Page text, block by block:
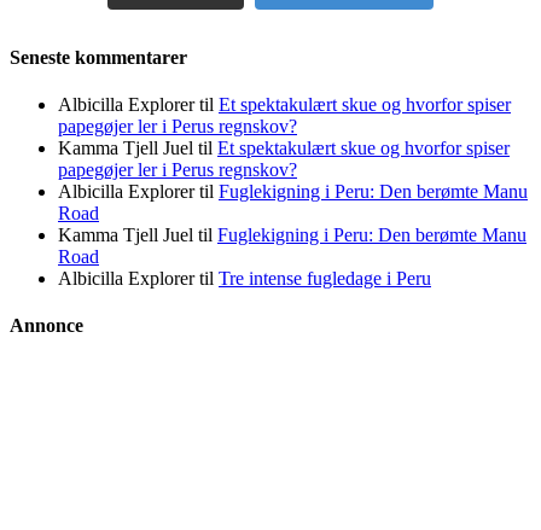
Seneste kommentarer
Albicilla Explorertil Et spektakulært skue og hvorfor spiser
papegøjer ler i Perus regnskov?
Kamma Tjell Juel til Et spektakulært skue og hvorfor spiser
papegøjer ler i Perus regnskov?
Albicilla Explorertil Fuglekigning i Peru: Den berømte Manu
Road
Kamma Tjell Juel til Fuglekigning i Peru: Den berømte Manu
Road
Albicilla Explorertil Tre intense fugledage i Peru
Annonce